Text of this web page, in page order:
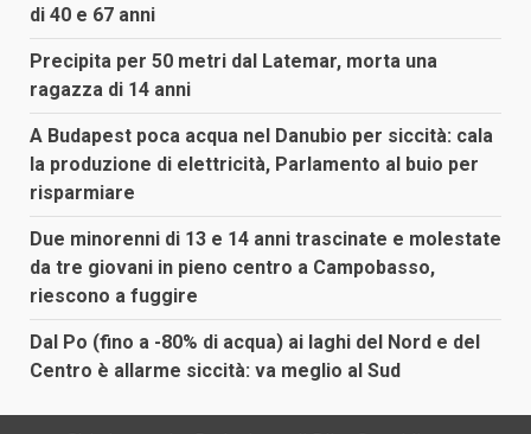
di 40 e 67 anni
Precipita per 50 metri dal Latemar, morta una
ragazza di 14 anni
A Budapest poca acqua nel Danubio per siccità: cala
la produzione di elettricità, Parlamento al buio per
risparmiare
Due minorenni di 13 e 14 anni trascinate e molestate
da tre giovani in pieno centro a Campobasso,
riescono a fuggire
Dal Po (fino a -80% di acqua) ai laghi del Nord e del
Centro è allarme siccità: va meglio al Sud